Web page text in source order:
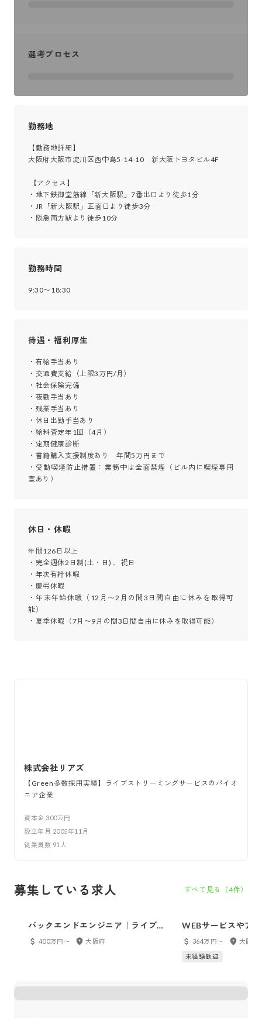
選考プロセス
勤務地
【勤務地詳細】
大阪府大阪市淀川区西中島5-14-10　新大阪トヨタビル4F
・地下鉄御堂筋線「新大阪駅」7番出口より徒歩1分
・JR「新大阪駅」正面口より徒歩3分
・阪急南方駅より徒歩10分
勤務時間
9:30〜18:30
待遇・福利厚生
・有給手当あり
・交通費支給（上限3万円/月）
・社会保険完備
・夜勤手当あり
・残業手当あり
・休日出勤手当あり
・給料査定年1回（4月）
・定期健康診断
・書籍購入支援制度あり　年間5万円まで
・受動喫煙防止措置：業務中は全面禁煙（ビル内に喫煙専用
室あり）
休日・休暇
年間126日以上
・完全週休2日制(土・日) 、祝日
・年次有給休暇
・慶弔休暇
・年末年始休暇（12月〜2月の間3日間自由に休みを取得可
能）
・夏季休暇（7月〜9月の間3日間自由に休みを取得可能）
株式会社リアズ
【Green多数採用実績】ライブストリーミングサービスのパイオ
ニア企業
資本金 300万円
設立年月 2005年11月
従業員数 91 人
募集している求人 すべて見る（4件）
バックエンドエンジニア｜ライブコ
ミュニケーション事業
400万円〜 大阪府
WEBサービスやア
運営・企画・マー
364万円〜
大阪府
未経験歓迎